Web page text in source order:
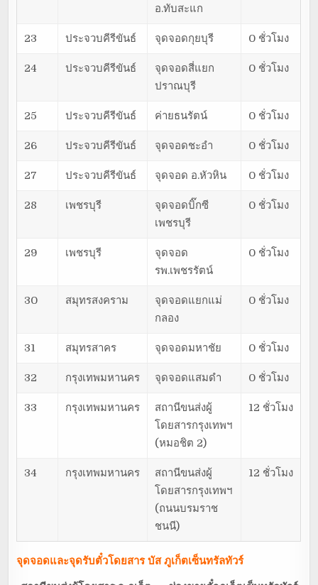
อ.ทับสะแก
23 ประจวบคีรีขันธ์ จุดจอดกุยบุรี 0 ชั่วโมง
24 ประจวบคีรีขันธ์
จุดจอดสี่แยก
ปราณบุรี
0 ชั่วโมง
25 ประจวบคีรีขันธ์ ค่ายธนรัตน์ 0 ชั่วโมง
26 ประจวบคีรีขันธ์ จุดจอดชะอำ 0 ชั่วโมง
27 ประจวบคีรีขันธ์ จุดจอด อ.หัวหิน 0 ชั่วโมง
28 เพชรบุรี
จุดจอดบิ๊กซี
เพชรบุรี
0 ชั่วโมง
29 เพชรบุรี
จุดจอด
รพ.เพชรรัตน์
0 ชั่วโมง
30 สมุทรสงคราม
จุดจอดแยกแม่
กลอง
0 ชั่วโมง
31 สมุทรสาคร จุดจอดมหาชัย 0 ชั่วโมง
32 กรุงเทพมหานคร จุดจอดแสมดำ 0 ชั่วโมง
33 กรุงเทพมหานคร
สถานีขนส่งผู้
โดยสารกรุงเทพฯ
(หมอชิต 2)
12 ชั่วโมง
34 กรุงเทพมหานคร
สถานีขนส่งผู้
โดยสารกรุงเทพฯ
(ถนนบรมราช
ชนนี)
12 ชั่วโมง
จุดจอดและจุดรับตั๋วโดยสารบัส ภูเก็ตเซ็นทรัลทัวร์